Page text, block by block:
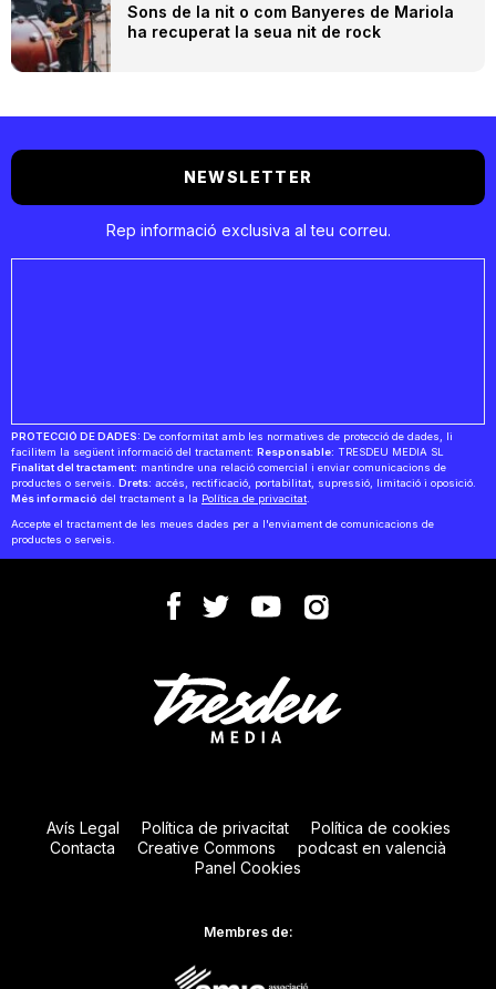
Sons de la nit o com Banyeres de Mariola
ha recuperat la seua nit de rock
NEWSLETTER
Rep informació exclusiva al teu correu.
PROTECCIÓ DE DADES: De conformitat amb les normatives de protecció de dades, li
facilitem la següent informació del tractament: Responsable: TRESDEU MEDIA SL
Finalitat del tractament: mantindre una relació comercial i enviar comunicacions de
productes o serveis. Drets: accés, rectificació, portabilitat, supressió, limitació i oposició.
Més informació del tractament a la Política de privacitat
Accepte el tractament de les meues dades per a l'enviament de comunicacions de
productes o serveis.
Avís Legal Política de privacitat
Política de cookies
Contacta
Creative Commons
podcast en valencià
Panel Cookies
Membres de: